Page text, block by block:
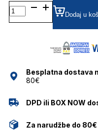
MJ1012/S
GRADIJENT
NAOČALE
Dodaj u
Besplatna dostava
80€
DPD ili BOX NOW
Za narudžbe do 80€